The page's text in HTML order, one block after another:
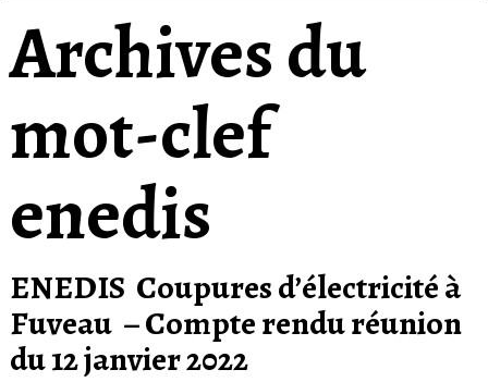
Archives du
mot-clef
enedis
ENEDIS Coupures d’électricité à
Fuveau – Compte rendu réunion
du 12 janvier 2022